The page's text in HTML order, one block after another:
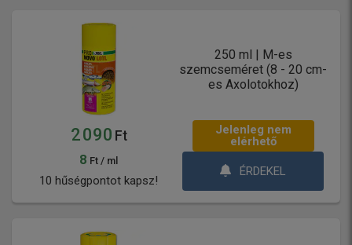
250 ml | M-es
szemcseméret (8 - 20 cm-
es Axolotokhoz)
2 090 Ft
8 Ft / ml
10 hűségpontot kapsz!
Jelenleg nem
elérhető
ÉRDEKEL